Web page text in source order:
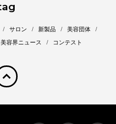
サロン 新製品
美容団体
美容界ニュース コンテスト
pagetop